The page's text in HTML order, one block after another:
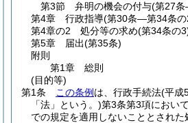
第3節
弁明の機会の付与(第27
第4章
行政指導(第30条―第34条の
第4章の2
処分等の求め(第34条の
第5章
届出(第35条)
附則
第1章
総則
(目的等)
第1条
この条例 は、行政手続法(平成
「法」という。)第3条第3項におい
での規定を適用しないこととされ